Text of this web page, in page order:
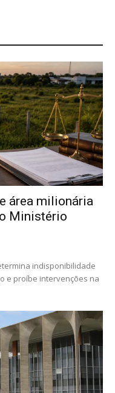
área milionária
Ministério
indisponibilidade
e proíbe intervenções na